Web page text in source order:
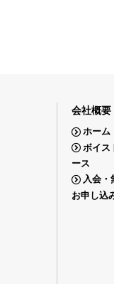
会社概要
ホーム
ボイス
ース
入会・
お申し込